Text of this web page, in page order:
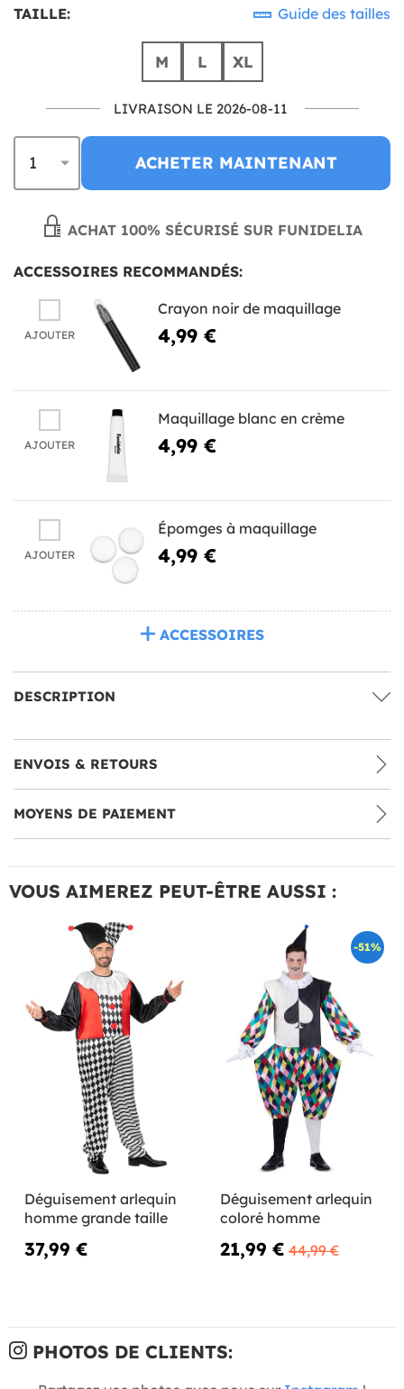
TAILLE: Guide des tailles
M L XL
LIVRAISON LE 2026-08-11
ACHETER MAINTENANT
ACHAT 100% SÉCURISÉ SUR FUNIDELIA
ACCESSOIRES RECOMMANDÉS:
AJOUTER
Crayon noir de maquillage
4,99 €
AJOUTER
Maquillage blanc en crème
4,99 €
AJOUTER
Épomges à maquillage
4,99 €
ACCESSOIRES
DESCRIPTION
ENVOIS & RETOURS
MOYENS DE PAIEMENT
VOUS AIMEREZ PEUT-ÊTRE AUSSI :
Déguisement arlequin
homme grande taille
37,99 €
-51%
Déguisement arlequin
coloré homme
21,99 € 44,99 €
PHOTOS DE CLIENTS: